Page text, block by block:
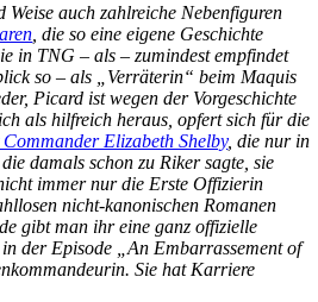
auch zahlreiche Nebenfiguren
, die so eine eigene Geschichte
in TNG – als – zumindest empfindet
so – als „Verräterin“ beim Maquis
Picard ist wegen der Vorgeschichte
als hilfreich heraus, opfert sich für die
Elizabeth Shelby, die nur in
damals schon zu Riker sagte, sie
immer nur die Erste Offizierin
nicht-kanonischen Romanen
gibt man ihr eine ganz offizielle
der Episode „An Embarrassement of
Sie hat Karriere